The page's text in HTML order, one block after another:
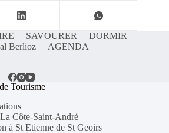
SAVOURER
DORMIR
Berlioz
AGENDA
Tourisme
Côte-Saint-André
à St Etienne de St Geoirs